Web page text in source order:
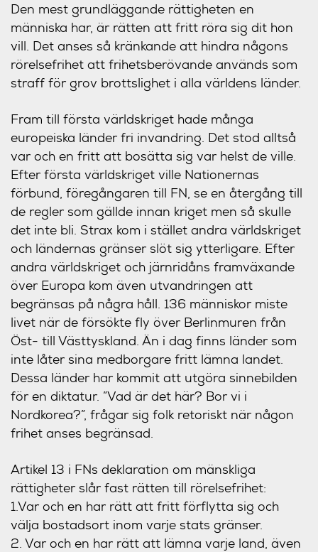
Den mest grundläggande rättigheten en
människa har, är rätten att fritt röra sig dit hon
vill. Det anses så kränkande att hindra någons
rörelsefrihet att frihetsberövande används som
straff för grov brottslighet i alla världens länder.
Fram till första världskriget hade många
europeiska länder fri invandring. Det stod alltså
var och en fritt att bosätta sig var helst de ville.
Efter första världskriget ville Nationernas
förbund, föregångaren till FN, se en återgång till
de regler som gällde innan kriget men så skulle
det inte bli. Strax kom i stället andra världskriget
och ländernas gränser slöt sig ytterligare. Efter
andra världskriget och järnridåns framväxande
över Europa kom även utvandringen att
begränsas på några håll. 136 människor miste
livet när de försökte fly över Berlinmuren från
Öst- till Västtyskland. Än i dag finns länder som
inte låter sina medborgare fritt lämna landet.
Dessa länder har kommit att utgöra sinnebilden
för en diktatur. ”Vad är det här? Bor vi i
Nordkorea?”, frågar sig folk retoriskt när någon
frihet anses begränsad.
Artikel 13 i FNs deklaration om mänskliga
rättigheter slår fast rätten till rörelsefrihet:
1.Var och en har rätt att fritt förflytta sig och
välja bostadsort inom varje stats gränser.
2. Var och en har rätt att lämna varje land, även